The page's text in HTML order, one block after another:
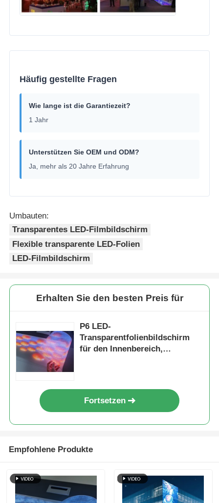
Häufig gestellte Fragen
Wie lange ist die Garantiezeit?
1 Jahr
Unterstützen Sie OEM und ODM?
Ja, mehr als 20 Jahre Erfahrung
Umbauten:
Transparentes LED-Filmbildschirm
Flexible transparente LED-Folien
LED-Filmbildschirm
Erhalten Sie den besten Preis für
P6 LED-
Transparentfolienbildschirm
für den Innenbereich,
Fortsetzen
Empfohlene Produkte